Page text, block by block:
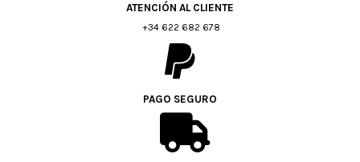
ATENCIÓN AL CLIENTE
+34 622 682 678
PAGO SEGURO